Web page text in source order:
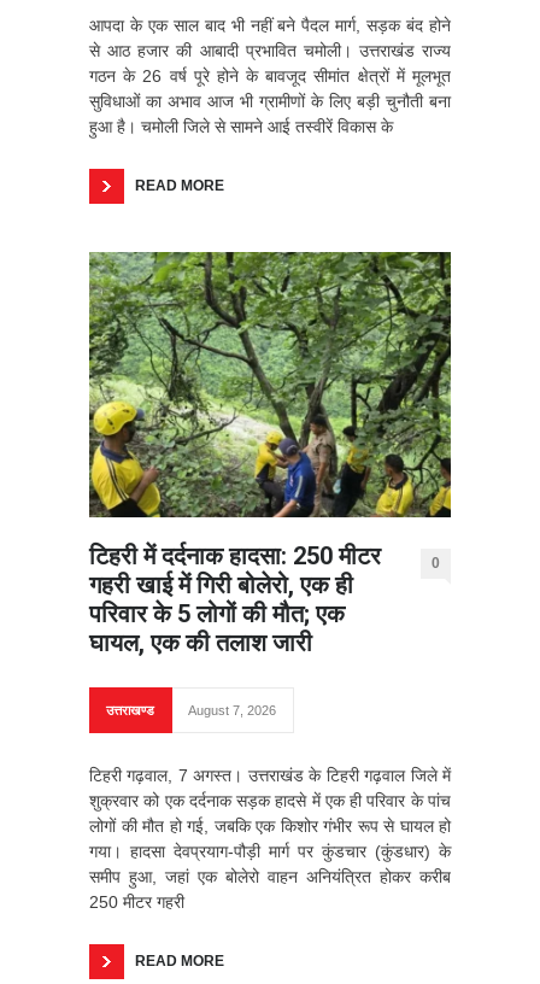
आपदा के एक साल बाद भी नहीं बने पैदल मार्ग, सड़क बंद होने
से आठ हजार की आबादी प्रभावित चमोली। उत्तराखंड राज्य
गठन के 26 वर्ष पूरे होने के बावजूद सीमांत क्षेत्रों में मूलभूत
सुविधाओं का अभाव आज भी ग्रामीणों के लिए बड़ी चुनौती बना
हुआ है। चमोली जिले से सामने आई तस्वीरें विकास के
READ MORE
टिहरी में दर्दनाक हादसा: 250 मीटर
गहरी खाई में गिरी बोलेरो, एक ही
परिवार के 5 लोगों की मौत; एक
घायल, एक की तलाश जारी
0
उत्तराखण्ड August 7, 2026
टिहरी गढ़वाल, 7 अगस्त। उत्तराखंड के टिहरी गढ़वाल जिले में
शुक्रवार को एक दर्दनाक सड़क हादसे में एक ही परिवार के पांच
लोगों की मौत हो गई, जबकि एक किशोर गंभीर रूप से घायल हो
गया। हादसा देवप्रयाग-पौड़ी मार्ग पर कुंडचार (कुंडधार) के
समीप हुआ, जहां एक बोलेरो वाहन अनियंत्रित होकर करीब
250 मीटर गहरी
READ MORE